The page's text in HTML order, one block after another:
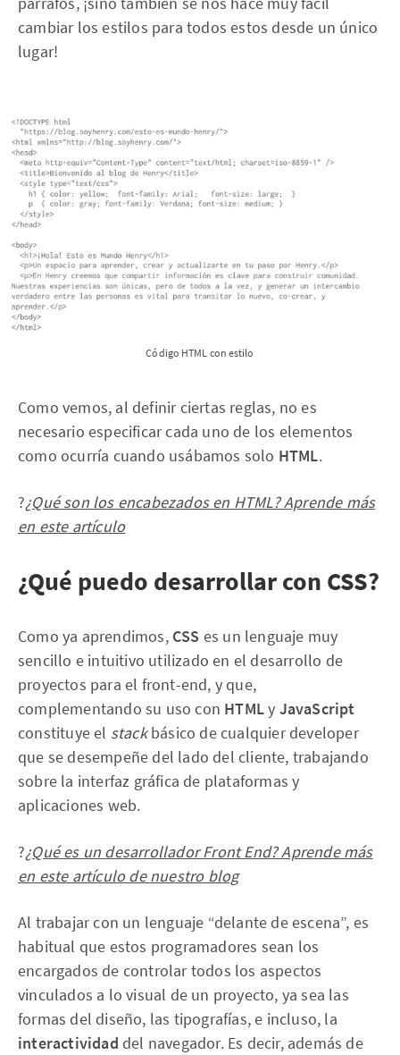
cambiar los estilos para todos estos desde un único
lugar!
Código HTML con estilo
Como vemos, al definir ciertas reglas, no es
necesario especificar cada uno de los elementos
como ocurría cuando usábamos solo HTML.
?¿Qué son los encabezados en HTML? Aprende más
en este artículo
¿Qué puedo desarrollar con CSS?
Como ya aprendimos, CSS es un lenguaje muy
sencillo e intuitivo utilizado en el desarrollo de
proyectos para el front-end, y que,
complementando su uso con HTMLy JavaScript
constituye el stackbásico de cualquier developer
que se desempeñe del lado del cliente, trabajando
sobre la interfaz gráfica de plataformas y
aplicaciones web.
?¿Qué es un desarrollador Front End? Aprende más
en este artículo de nuestro blog
Al trabajar con un lenguaje “delante de escena”, es
habitual que estos programadores sean los
encargados de controlar todos los aspectos
vinculados a lo visual de un proyecto, ya sea las
formas del diseño, las tipografías, e incluso, la
interactividad del navegador. Es decir, además de